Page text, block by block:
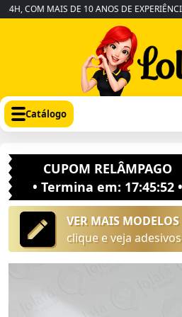
MAIS DE 10 ANOS DE EXPERIÊNCIA
Catálogo
CUPOM RELÂMPAGO
• Termina em: 17:45:51•
VER MAIS MODELOS
clique e veja